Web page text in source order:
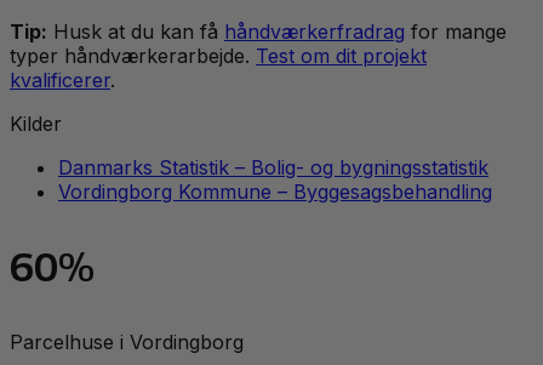
Tip: Husk at du kan få håndværkerfradrag for mange
typer håndværkerarbejde. Test om dit projekt
kvalificerer.
Kilder
Danmarks Statistik – Bolig- og bygningsstatistik
Vordingborg Kommune – Byggesagsbehandling
60%
Parcelhuse i Vordingborg